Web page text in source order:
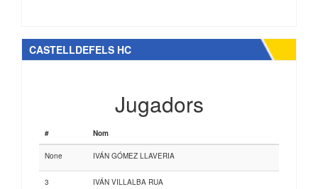
CASTELLDEFELS HC
Jugadors
# Nom
None IVÁN GÓMEZ LLAVERIA
3 IVÁN VILLALBA RUA